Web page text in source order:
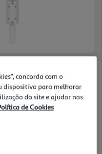
concorda com o
dispositivo para melhorar
do site e ajudar nas
de Cookies